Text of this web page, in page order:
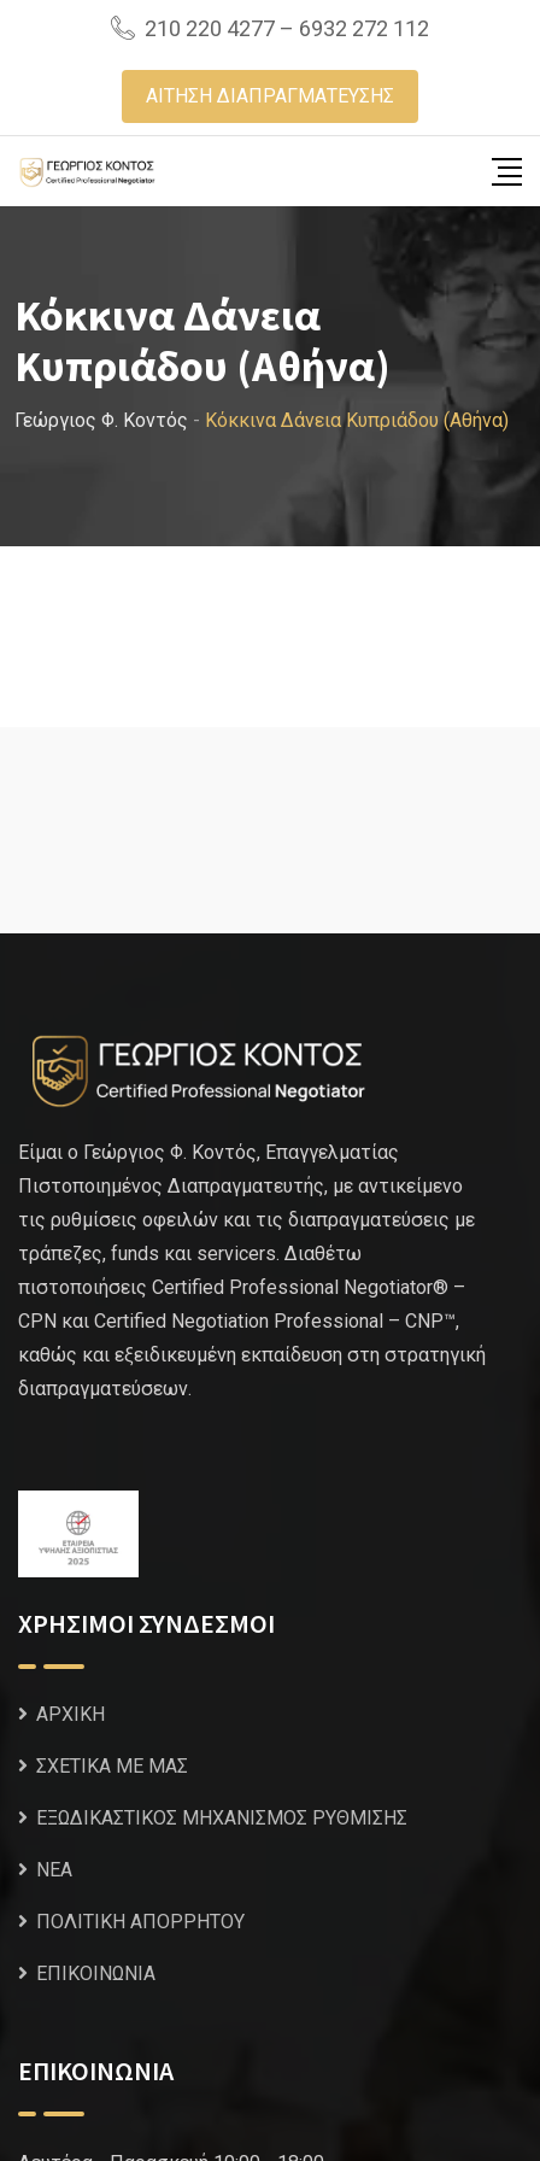
210 220 4277 – 6932 272 112
ΑΙΤΗΣΗ ΔΙΑΠΡΑΓΜΑΤΕΥΣΗΣ
Κόκκινα Δάνεια
Κυπριάδου (Αθήνα)
Γεώργιος Φ. Κοντός - Κόκκινα Δάνεια Κυπριάδου (Αθήνα)
Είμαι ο Γεώργιος Φ. Κοντός, Επαγγελματίας
Πιστοποιημένος Διαπραγματευτής, με αντικείμενο
τις ρυθμίσεις οφειλών και τις διαπραγματεύσεις με
τράπεζες, funds και servicers. Διαθέτω
πιστοποιήσεις Certified Professional Negotiator® –
CPN και Certified Negotiation Professional – CNP™,
καθώς και εξειδικευμένη εκπαίδευση στη στρατηγική
διαπραγματεύσεων.
ΧΡΗΣΙΜΟΙ ΣΥΝΔΕΣΜΟΙ
ΑΡΧΙΚΗ
ΣΧΕΤΙΚΑ ΜΕ ΜΑΣ
ΕΞΩΔΙΚΑΣΤΙΚΟΣ ΜΗΧΑΝΙΣΜΟΣ ΡΥΘΜΙΣΗΣ
NEA
ΠΟΛΙΤΙΚΗ ΑΠΟΡΡΗΤΟΥ
ΕΠΙΚΟΙΝΩΝΙΑ
ΕΠΙΚΟΙΝΩΝΙΑ